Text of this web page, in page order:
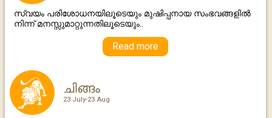
സ്വയം പരിശോധനയിലൂടെയും മുഷിപ്പനായ സംഭവങ്ങളില്‍
നിന്ന് മനസ്സുമാറ്റുന്നതിലൂടെയും..
Read more
ചിങ്ങം
23 July-23 Aug